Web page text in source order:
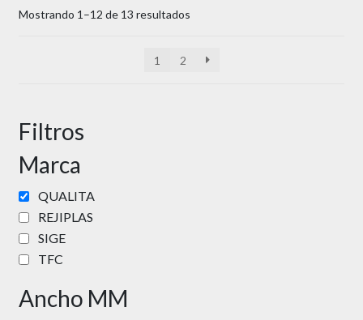
Mostrando 1–12 de 13 resultados
1 2
Filtros
Marca
QUALITA
REJIPLAS
SIGE
TFC
Ancho MM